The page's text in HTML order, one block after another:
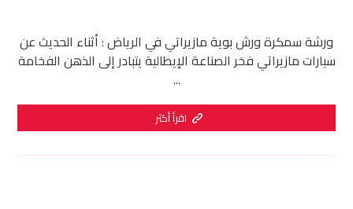
ورشة سمكرة ورش بوية مازيراتي في الرياض : أثناء الحديث عن
سيارات مازيراتي فخر الصناعة الإيطالية يتبادر إلى الذهن الفخامة
...
اقرأ أكثر